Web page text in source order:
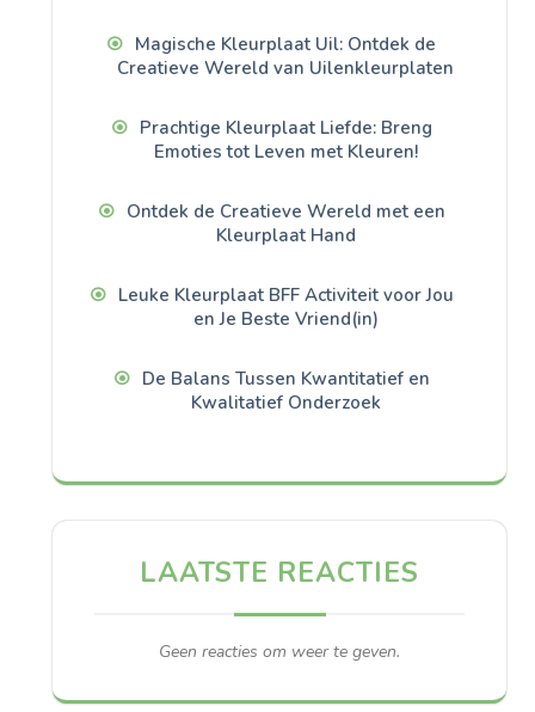
Magische Kleurplaat Uil: Ontdek de
Creatieve Wereld van Uilenkleurplaten
Prachtige Kleurplaat Liefde: Breng
Emoties tot Leven met Kleuren!
Ontdek de Creatieve Wereld met een
Kleurplaat Hand
Leuke Kleurplaat BFF Activiteit voor Jou
en Je Beste Vriend(in)
De Balans Tussen Kwantitatief en
Kwalitatief Onderzoek
LAATSTE REACTIES
Geen reacties om weer te geven.